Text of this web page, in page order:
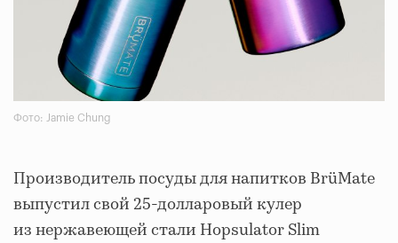
Фото: Jamie Chung
Производитель посуды для напитков BrüMate
выпустил свой 25-долларовый кулер
из нержавеющей стали Hopsulator Slim